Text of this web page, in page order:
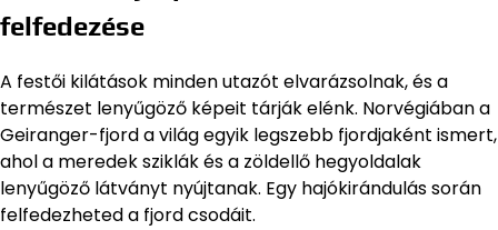
felfedezése
A festői kilátások minden utazót elvarázsolnak, és a
természet lenyűgöző képeit tárják elénk. Norvégiában a
Geiranger-fjord a világ egyik legszebb fjordjaként ismert,
ahol a meredek sziklák és a zöldellő hegyoldalak
lenyűgöző látványt nyújtanak. Egy hajókirándulás során
felfedezheted a fjord csodáit.